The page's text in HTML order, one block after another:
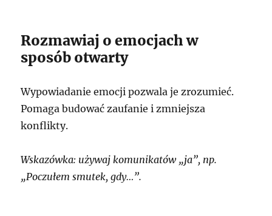
Rozmawiaj o emocjach w
sposób otwarty
Wypowiadanie emocji pozwala je zrozumieć.
Pomaga budować zaufanie i zmniejsza
konflikty.
Wskazówka: używaj komunikatów „ja”, np.
„Poczułem smutek, gdy…”.